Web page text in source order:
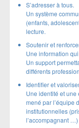
S’adresser à tous.
Un système
(enfants,
lecture.
Soutenir et
Une information
Un support
différents
Identifier et
Une identité et
mené par l’équipe
institutionnelles
l’accompagnant …)